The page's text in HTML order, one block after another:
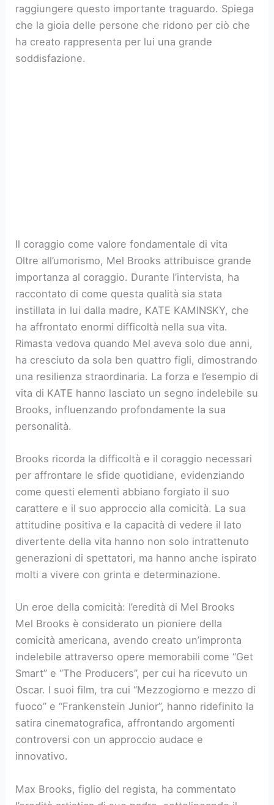
raggiungere questo importante traguardo. Spiega
che la gioia delle persone che ridono per ciò che
ha creato rappresenta per lui una grande
soddisfazione.
Il coraggio come valore fondamentale di vita
Oltre all’umorismo, Mel Brooks attribuisce grande
importanza al coraggio. Durante l’intervista, ha
raccontato di come questa qualità sia stata
instillata in lui dalla madre, KATE KAMINSKY, che
ha affrontato enormi difficoltà nella sua vita.
Rimasta vedova quando Mel aveva solo due anni,
ha cresciuto da sola ben quattro figli, dimostrando
una resilienza straordinaria. La forza e l’esempio di
vita di KATE hanno lasciato un segno indelebile su
Brooks, influenzando profondamente la sua
personalità.
Brooks ricorda la difficoltà e il coraggio necessari
per affrontare le sfide quotidiane, evidenziando
come questi elementi abbiano forgiato il suo
carattere e il suo approccio alla comicità. La sua
attitudine positiva e la capacità di vedere il lato
divertente della vita hanno non solo intrattenuto
generazioni di spettatori, ma hanno anche ispirato
molti a vivere con grinta e determinazione.
Un eroe della comicità: l’eredità di Mel Brooks
Mel Brooks è considerato un pioniere della
comicità americana, avendo creato un’impronta
indelebile attraverso opere memorabili come “Get
Smart” e “The Producers”, per cui ha ricevuto un
Oscar. I suoi film, tra cui “Mezzogiorno e mezzo di
fuoco” e “Frankenstein Junior”, hanno ridefinito la
satira cinematografica, affrontando argomenti
controversi con un approccio audace e
innovativo.
Max Brooks, figlio del regista, ha commentato